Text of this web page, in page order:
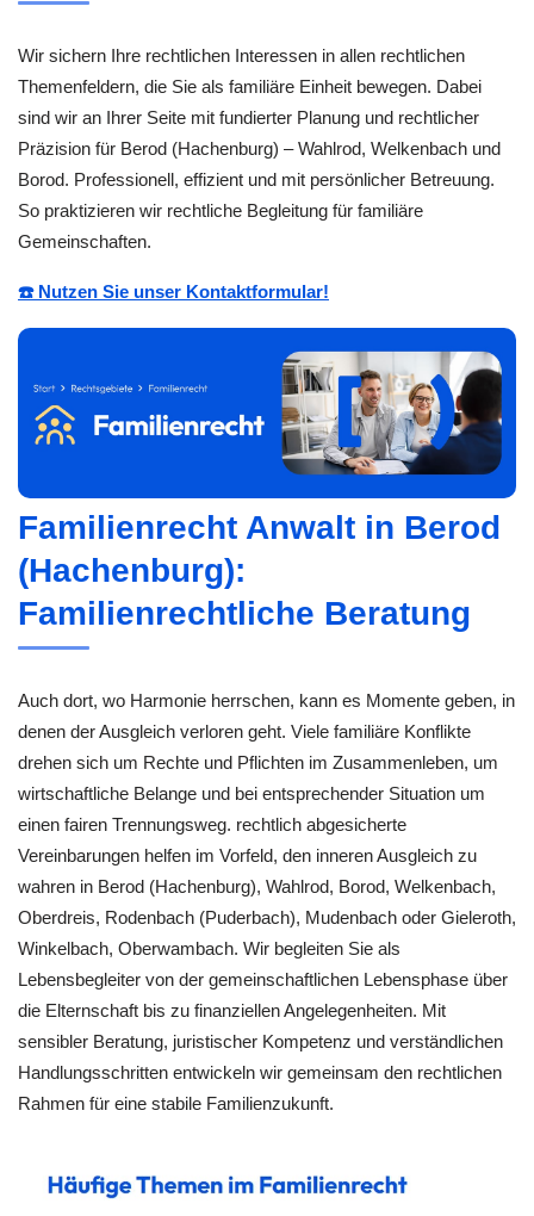
Wir sichern Ihre rechtlichen Interessen in allen rechtlichen
Themenfeldern, die Sie als familiäre Einheit bewegen. Dabei
sind wir an Ihrer Seite mit fundierter Planung und rechtlicher
Präzision für Berod (Hachenburg) – Wahlrod, Welkenbach und
Borod. Professionell, effizient und mit persönlicher Betreuung.
So praktizieren wir rechtliche Begleitung für familiäre
Gemeinschaften.
☎️ Nutzen Sie unser Kontaktformular!
Familienrecht Anwalt in Berod
(Hachenburg):
Familienrechtliche Beratung
Auch dort, wo Harmonie herrschen, kann es Momente geben, in
denen der Ausgleich verloren geht. Viele familiäre Konflikte
drehen sich um Rechte und Pflichten im Zusammenleben, um
wirtschaftliche Belange und bei entsprechender Situation um
einen fairen Trennungsweg. rechtlich abgesicherte
Vereinbarungen helfen im Vorfeld, den inneren Ausgleich zu
wahren in Berod (Hachenburg), Wahlrod, Borod, Welkenbach,
Oberdreis, Rodenbach (Puderbach), Mudenbach oder Gieleroth,
Winkelbach, Oberwambach. Wir begleiten Sie als
Lebensbegleiter von der gemeinschaftlichen Lebensphase über
die Elternschaft bis zu finanziellen Angelegenheiten. Mit
sensibler Beratung, juristischer Kompetenz und verständlichen
Handlungsschritten entwickeln wir gemeinsam den rechtlichen
Rahmen für eine stabile Familienzukunft.